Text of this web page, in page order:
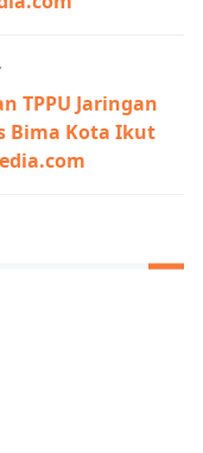
TPPU Jaringan
Bima Kota Ikut